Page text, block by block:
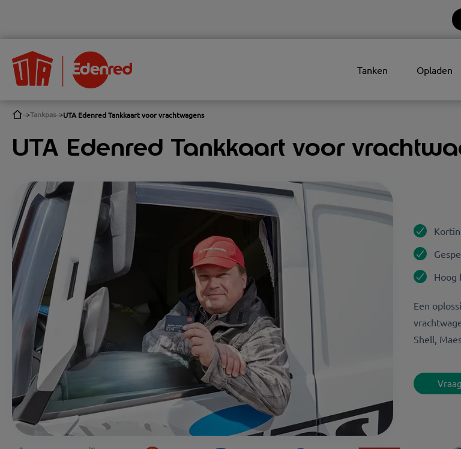
Tanken Opladen
Tankpas UTA Edenred Tankkaart voor vrachtwagens
UTA Edenred Tankkaart voor
Hoog
Een
Shell,